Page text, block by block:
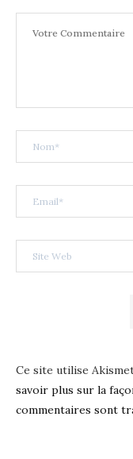
Ce site utilise
savoir plus sur la
commentaires sont